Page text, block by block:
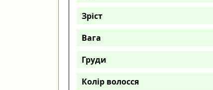
Зріст
Вага
Груди
Колір волосся